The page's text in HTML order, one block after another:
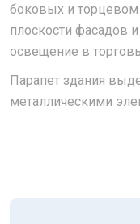
боковых и
плоскости фасадов
освещение в
Парапет здания
металлическими